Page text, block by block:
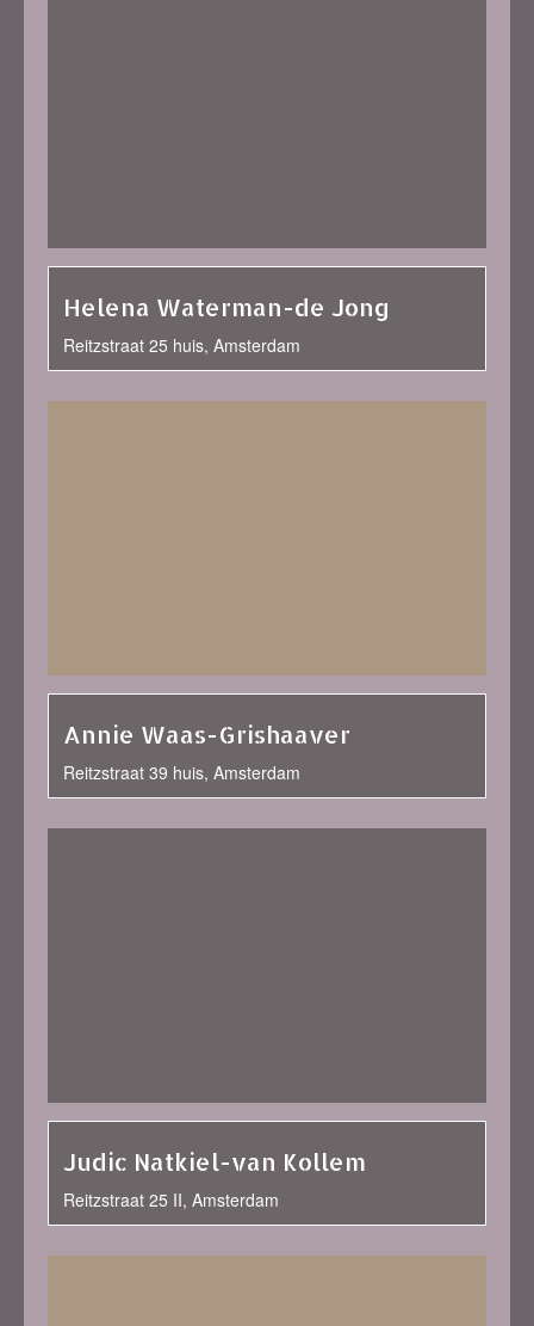
Helena Waterman-de Jong
Reitzstraat 25 huis, Amsterdam
Annie Waas-Grishaaver
Reitzstraat 39 huis, Amsterdam
Judic Natkiel-van Kollem
Reitzstraat 25 II, Amsterdam